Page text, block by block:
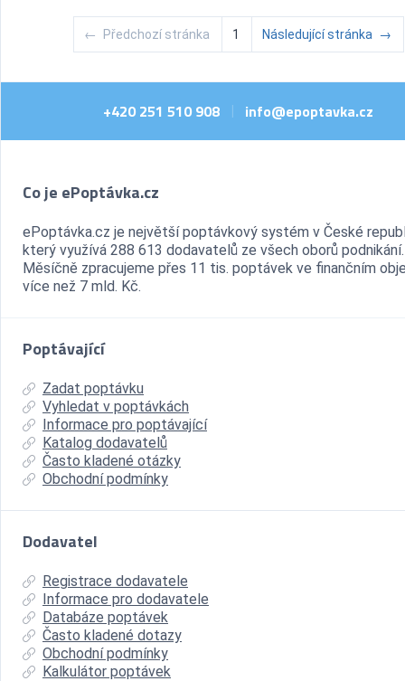
← Předchozí stránka 1 Následující stránka →
+420 251 510 908 | info@epoptavka.cz
Co je ePoptávka.cz
ePoptávka.cz je největší poptávkový systém v České
který využívá 288 613 dodavatelů ze všech oborů podnikání.
Měsíčně zpracujeme přes 11 tis. poptávek ve finančním
více než 7 mld. Kč.
Poptávající
Zadat poptávku
Vyhledat v poptávkách
Informace pro poptávající
Katalog dodavatelů
Často kladené otázky
Obchodní podmínky
Dodavatel
Registrace dodavatele
Informace pro dodavatele
Databáze poptávek
Často kladené dotazy
Obchodní podmínky
Kalkulátor poptávek